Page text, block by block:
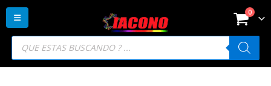
Búsqueda
productos
0